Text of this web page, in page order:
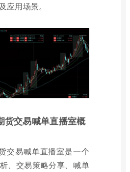
应用场景。
货交易喊单直播室概
交易喊单直播室是一个
、交易策略分享、喊单